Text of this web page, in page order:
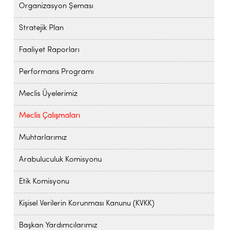
Organizasyon Şeması
Stratejik Plan
Faaliyet Raporları
Performans Programı
Meclis Üyelerimiz
Meclis Çalışmaları
Muhtarlarımız
Arabuluculuk Komisyonu
Etik Komisyonu
Kişisel Verilerin Korunması Kanunu (KVKK)
Başkan Yardımcılarımız